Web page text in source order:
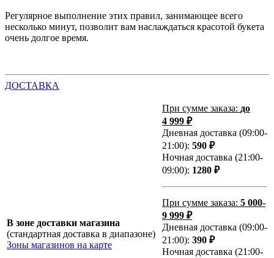
Регулярное выполнение этих правил, занимающее всего
несколько минут, позволит вам наслаждаться красотой букета
очень долгое время.
ДОСТАВКА
В зоне доставки магазина
(стандартная доставка в диапазоне)
Зоны магазинов на карте
При сумме заказа: до
4 999 ₽
Дневная доставка (09:00-
21:00): 590 ₽
Ночная доставка (21:00-
09:00): 1280 ₽
При сумме заказа: 5 000-
9 999 ₽
Дневная доставка (09:00-
21:00): 390 ₽
Ночная доставка (21:00-